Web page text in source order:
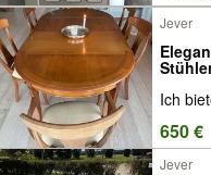
Jever
Ich
650 €
Jever